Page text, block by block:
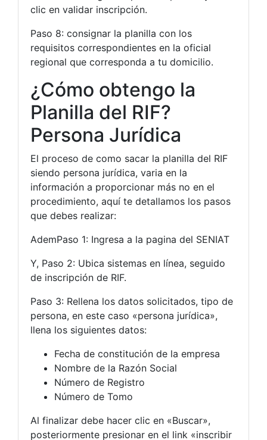
clic en validar inscripción.
Paso 8: consignar la planilla con los
requisitos correspondientes en la oficial
regional que corresponda a tu domicilio.
¿Cómo obtengo la
Planilla del RIF?
Persona Jurídica
El proceso de como sacar la planilla del RIF
siendo persona jurídica, varia en la
información a proporcionar más no en el
procedimiento, aquí te detallamos los pasos
que debes realizar:
AdemPaso 1: Ingresa a la pagina del SENIAT
Y, Paso 2: Ubica sistemas en línea, seguido
de inscripción de RIF.
Paso 3: Rellena los datos solicitados, tipo de
persona, en este caso «persona jurídica»,
llena los siguientes datos:
Fecha de constitución de la empresa
Nombre de la Razón Social
Número de Registro
Número de Tomo
Al finalizar debe hacer clic en «Buscar»,
posteriormente presionar en el link «inscribir